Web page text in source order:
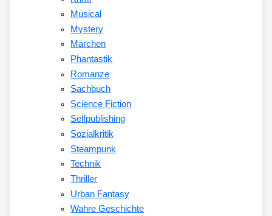
Musical
Mystery
Märchen
Phantastik
Romanze
Sachbuch
Science Fiction
Selfpublishing
Sozialkritik
Steampunk
Technik
Thriller
Urban Fantasy
Wahre Geschichte